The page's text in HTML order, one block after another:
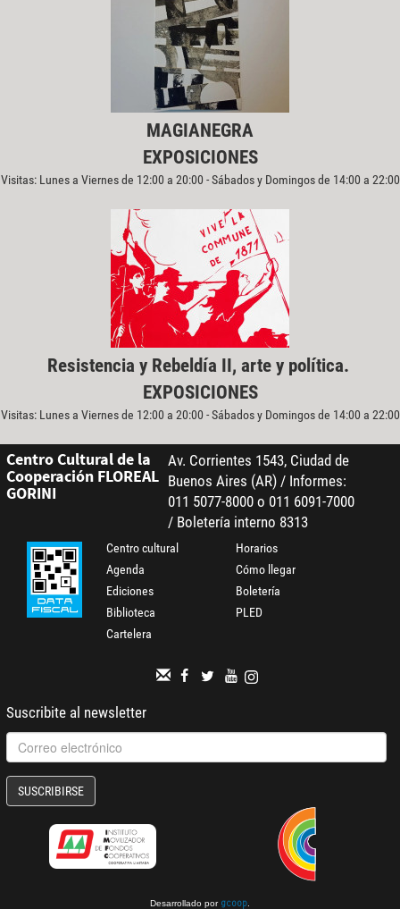
MAGIANEGRA
EXPOSICIONES
Visitas: Lunes a Viernes de 12:00 a 20:00 - Sábados y Domingos de 14:00 a 22:00
Resistencia y Rebeldía II, arte y política.
EXPOSICIONES
Visitas: Lunes a Viernes de 12:00 a 20:00 - Sábados y Domingos de 14:00 a 22:00
Centro Cultural de la
Cooperación FLOREAL
GORINI
Av. Corrientes 1543, Ciudad de
Buenos Aires (AR) / Informes:
011 5077-8000 o 011 6091-7000
/ Boletería interno 8313
Centro cultural
Agenda
Ediciones
Biblioteca
Cartelera
Horarios
Cómo llegar
Boletería
PLED
Suscribite al newsletter
SUSCRIBIRSE
Desarrollado por gcoop